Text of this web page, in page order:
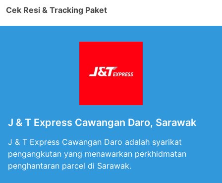
Cek Resi & Tracking Paket
J & T Express Cawangan Daro, Sarawak
J & T Express Cawangan Daro adalah syarikat
pengangkutan yang menawarkan perkhidmatan
penghantaran parcel di Sarawak.